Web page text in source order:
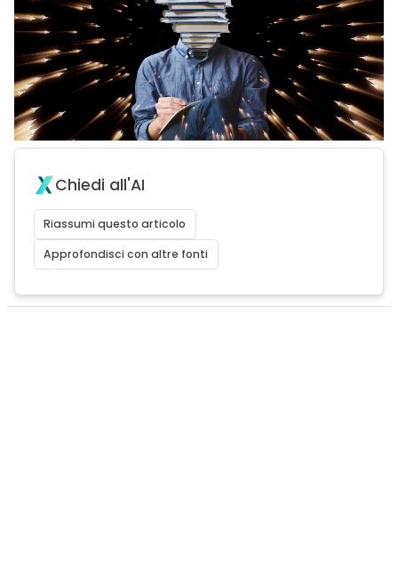
Chiedi all'AI
Riassumi questo articolo
Approfondisci con altre fonti